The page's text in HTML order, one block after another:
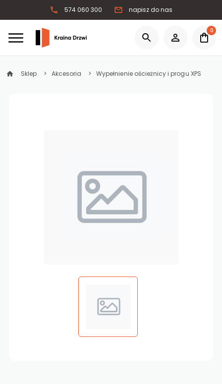
574 060 300 napisz do nas
0
Sklep Akcesoria Wypełnienie ościeżnicy i progu XPS